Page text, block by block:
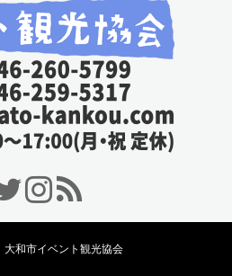
大和市イベント観光協会